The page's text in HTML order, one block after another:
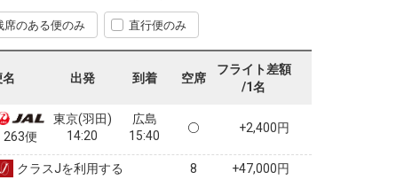
席のある便のみ 直行便のみ
出発 到着 空席
フライト差額
/1名
259便
東京(羽田)
11:40
広島
13:00
7 +0円
クラスJを利用する 3 +29,600円
263便
東京(羽田)
14:20
広島
15:40
+2,400円
クラスJを利用する 8 +47,000円